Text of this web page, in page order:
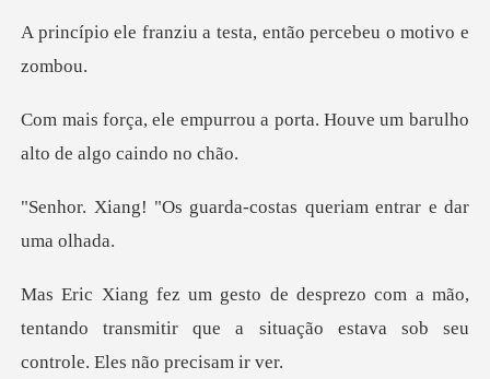
u a testa, então perce
a porta. Houve um barulho
a
arda-costas queriam en
mão,
tentando transmitir que a situação esta